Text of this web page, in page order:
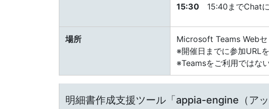
15:30 15:40までChatに
場所
Microsoft Teams Webセ
※開催日までに参加URL
※Teamsをご利用ではな
明細書作成支援ツール「appia-engine（ア